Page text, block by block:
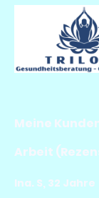
Meine
Arbeit
Ina. S, 32 Jahre